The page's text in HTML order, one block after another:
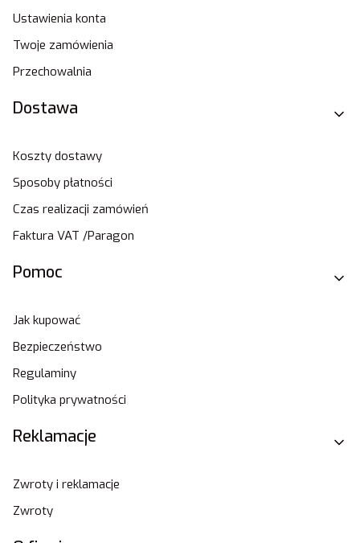
Ustawienia konta
Twoje zamówienia
Przechowalnia
Dostawa
Koszty dostawy
Sposoby płatności
Czas realizacji zamówień
Faktura VAT /Paragon
Pomoc
Jak kupować
Bezpieczeństwo
Regulaminy
Polityka prywatności
Reklamacje
Zwroty i reklamacje
Zwroty